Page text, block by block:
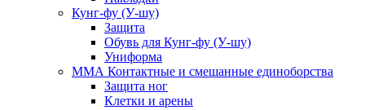
Кунг-фу (У-шу)
Защита
Обувь для Кунг-фу (У-шу)
Униформа
ММА Контактные и смешанные единоборства
Защита ног
Клетки и арены